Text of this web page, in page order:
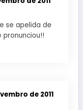
se apelida de
pronunciou!!
de 2011